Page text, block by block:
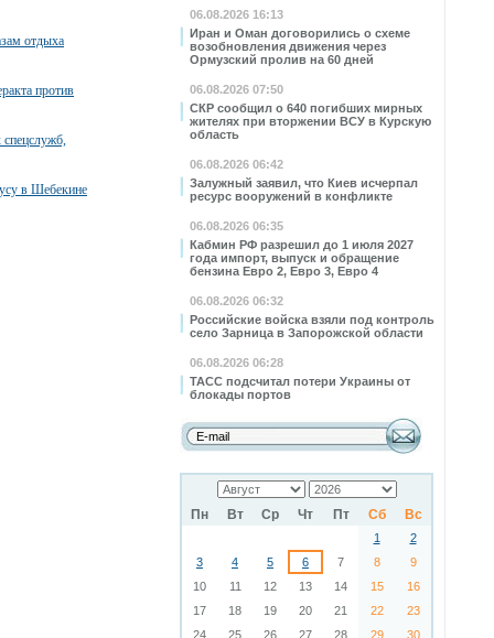
06.08.2026 16:13
Иран и Оман договорились о схеме
возобновления движения через
Ормузский пролив на 60 дней
06.08.2026 07:50
СКР сообщил о 640 погибших мирных
жителях при вторжении ВСУ в Курскую
область
06.08.2026 06:42
Залужный заявил, что Киев исчерпал
ресурс вооружений в конфликте
06.08.2026 06:35
Кабмин РФ разрешил до 1 июля 2027
года импорт, выпуск и обращение
бензина Евро 2, Евро 3, Евро 4
06.08.2026 06:32
Российские войска взяли под контроль
село Зарница в Запорожской области
06.08.2026 06:28
ТАСС подсчитал потери Украины от
блокады портов
Пн Вт Ср Чт Пт Сб Вс
1
2
3
4 5 6 7 8
9
10
11 12 13 14 15
16
17
18 19 20 21 22
23
24
25 26 27 28 29 30
отдыха
против
спецслужб,
в Шебекине